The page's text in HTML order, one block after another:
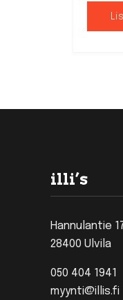
illi’s
Hannulantie
28400 Ulvila
050 404 1941
myynti@illis.fi